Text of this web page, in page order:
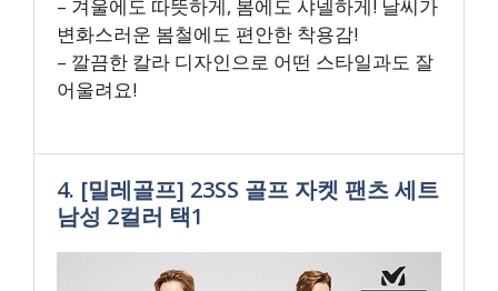
– 겨울에도 따뜻하게, 봄에도 샤넬하게! 날씨가
변화스러운 봄철에도 편안한 착용감!
– 깔끔한 칼라 디자인으로 어떤 스타일과도 잘
어울려요!
4. [밀레골프] 23SS 골프 자켓 팬츠 세트
남성 2컬러 택1